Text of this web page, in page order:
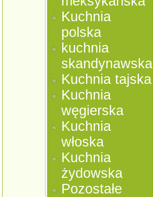
Kuchnia
polska
kuchnia
skandynawska
Kuchnia tajska
Kuchnia
węgierska
Kuchnia
włoska
Kuchnia
żydowska
Pozostałe